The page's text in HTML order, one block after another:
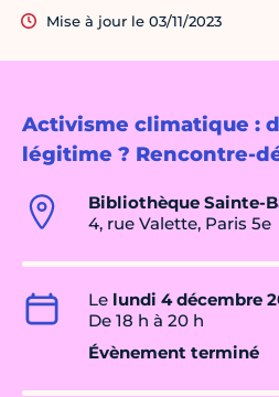
Activisme climatique :
légitime ? Rencontre-
Bibliothèque Sainte-
4, rue Valette, Paris 5e
Le lundi 4 décembre
De 18 h à 20 h
Évènement terminé
Mise à jour le 03/11/2023